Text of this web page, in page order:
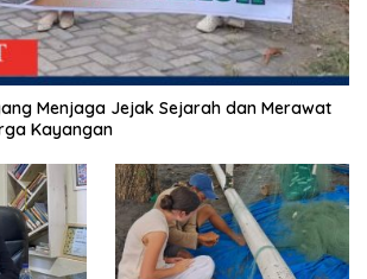
Menjaga Jejak Sejarah dan Merawat
Kayangan